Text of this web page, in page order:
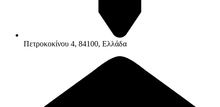
Πετροκοκίνου 4, 84100, Ελλάδα